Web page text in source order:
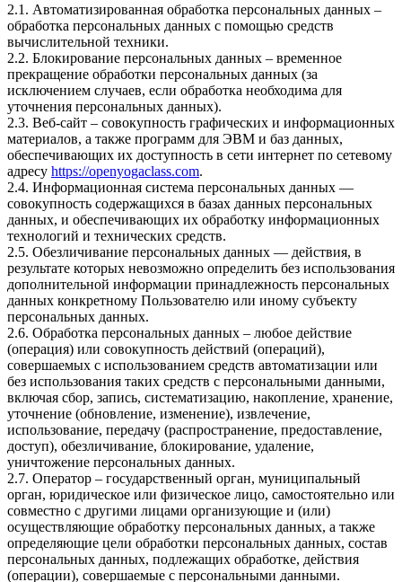
2.1. Автоматизированная обработка персональных данных –
обработка персональных данных с помощью средств
вычислительной техники.
2.2. Блокирование персональных данных – временное
прекращение обработки персональных данных (за
исключением случаев, если обработка необходима для
уточнения персональных данных).
2.3. Веб-сайт – совокупность графических и информационных
материалов, а также программ для ЭВМ и баз данных,
обеспечивающих их доступность в сети интернет по сетевому
адресу https://openyogaclass.com.
2.4. Информационная система персональных данных —
совокупность содержащихся в базах данных персональных
данных, и обеспечивающих их обработку информационных
технологий и технических средств.
2.5. Обезличивание персональных данных — действия, в
результате которых невозможно определить без использования
дополнительной информации принадлежность персональных
данных конкретному Пользователю или иному субъекту
персональных данных.
2.6. Обработка персональных данных – любое действие
(операция) или совокупность действий (операций),
совершаемых с использованием средств автоматизации или
без использования таких средств с персональными данными,
включая сбор, запись, систематизацию, накопление, хранение,
уточнение (обновление, изменение), извлечение,
использование, передачу (распространение, предоставление,
доступ), обезличивание, блокирование, удаление,
уничтожение персональных данных.
2.7. Оператор – государственный орган, муниципальный
орган, юридическое или физическое лицо, самостоятельно или
совместно с другими лицами организующие и (или)
осуществляющие обработку персональных данных, а также
определяющие цели обработки персональных данных, состав
персональных данных, подлежащих обработке, действия
(операции), совершаемые с персональными данными.